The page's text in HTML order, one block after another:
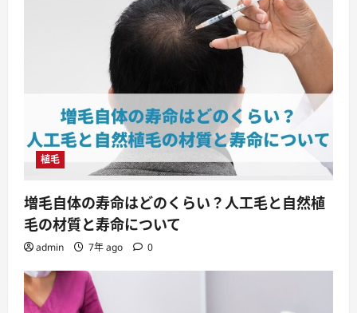
植毛
増毛自体の寿命はどのくらい？人工毛と自然植
毛の材質と寿命について
admin 7年 ago 0